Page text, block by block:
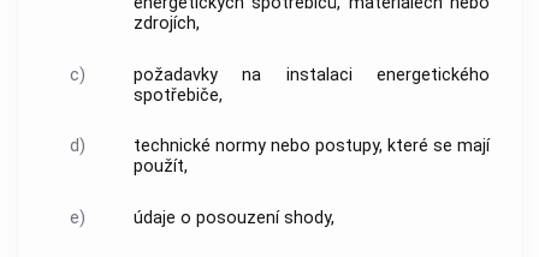
zdrojích,
c)
požadavky na instalaci energetického
spotřebiče,
d)
technické normy nebo postupy, které se mají
použít,
e) údaje o posouzení shody,